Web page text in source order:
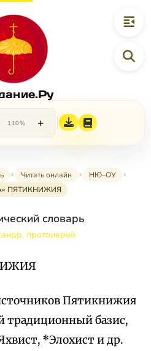
110% +
Читать онлайн
НЮ–ОУ
ПЯТИКНИЖИЯ
словарь
протоиерей
Пятикнижия
базис,
*Элохист и др.